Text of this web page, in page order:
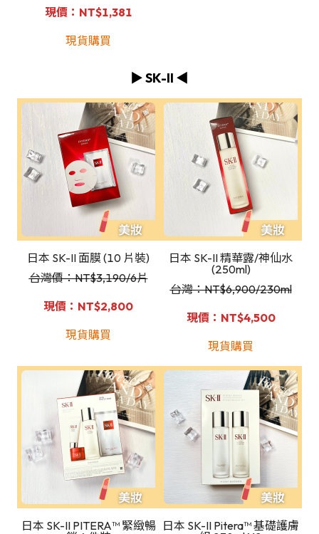
現價：NT$1,381
現貨購買
▶️ SK-II ◀️
日本 SK-II 面膜 (10 片裝)
台灣價：NT$3,190/6片
現價：NT$2,800
現貨購買
日本 SK-II 精華露/神仙水
(250ml)
台灣：NT$6,900/230ml
現價：NT$4,500
現貨購買
日本 SK-II PITERA™ 緊緻暢 日本 SK-II Pitera™ 基礎護膚